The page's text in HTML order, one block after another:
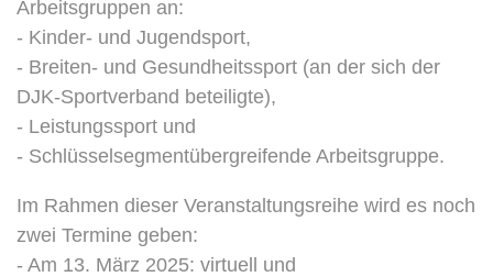
Arbeitsgruppen an:
- Kinder- und Jugendsport,
- Breiten- und Gesundheitssport (an der sich der
DJK-Sportverband beteiligte),
- Leistungssport und
- Schlüsselsegmentübergreifende Arbeitsgruppe.
Im Rahmen dieser Veranstaltungsreihe wird es noch
zwei Termine geben:
- Am 13. März 2025: virtuell und